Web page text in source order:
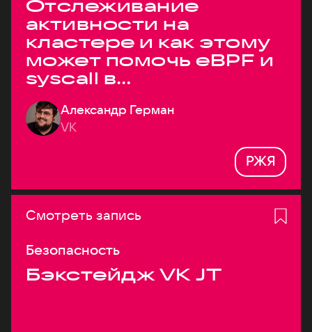
Отслеживание
активности на
кластере и как этому
может помочь eBPF и
syscall в
высоконагруженных
системах
Александр Герман
VK
РЖЯ
Смотреть запись
Безопасность
Бэкстейдж VK JT